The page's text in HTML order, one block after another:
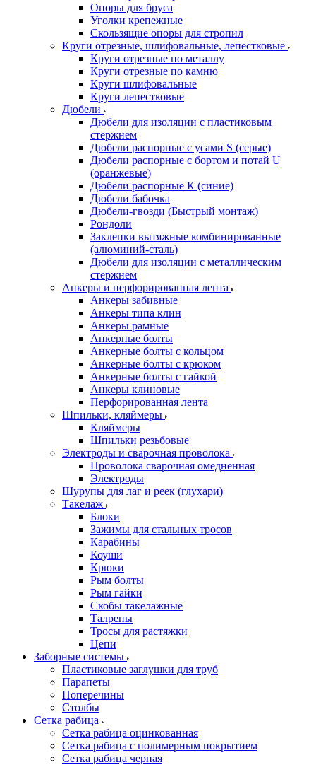
Опоры для бруса
Уголки крепежные
Скользящие опоры для стропил
Круги отрезные, шлифовальные, лепестковые
Круги отрезные по металлу
Круги отрезные по камню
Круги шлифовальные
Круги лепестковые
Дюбели
Дюбели для изоляции с пластиковым
стержнем
Дюбели распорные с усами S (серые)
Дюбели распорные c бортом и потай U
(оранжевые)
Дюбели распорные К (синие)
Дюбели бабочка
Дюбели-гвозди (Быстрый монтаж)
Рондоли
Заклепки вытяжные комбинированные
(алюминий-сталь)
Дюбели для изоляции с металлическим
стержнем
Анкеры и перфорированная лента
Анкеры забивные
Анкеры типа клин
Анкеры рамные
Анкерные болты
Анкерные болты с кольцом
Анкерные болты с крюком
Анкерные болты с гайкой
Анкеры клиновые
Перфорированная лента
Шпильки, кляймеры
Кляймеры
Шпильки резьбовые
Электроды и сварочная проволока
Проволока сварочная омедненная
Электроды
Шурупы для лаг и реек (глухари)
Такелаж
Блоки
Зажимы для стальных тросов
Карабины
Коуши
Крюки
Рым болты
Рым гайки
Скобы такелажные
Талрепы
Тросы для растяжки
Цепи
Заборные системы
Пластиковые заглушки для труб
Парапеты
Поперечины
Столбы
Сетка рабица
Сетка рабица оцинкованная
Сетка рабица с полимерным покрытием
Сетка рабица черная